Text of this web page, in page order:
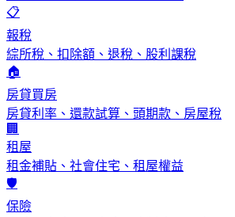
📋
報稅
綜所稅、扣除額、退稅、股利課稅
🏠
房貸買房
房貸利率、還款試算、頭期款、房屋稅
🏢
租屋
租金補貼、社會住宅、租屋權益
🛡️
保險